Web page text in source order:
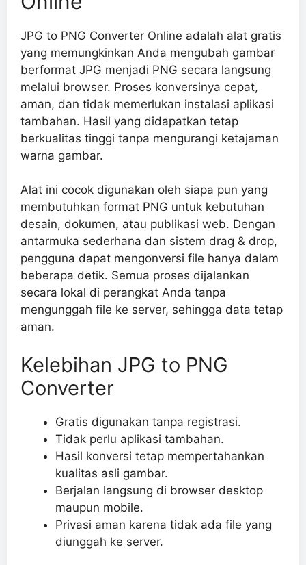
JPG to PNG Converter Online adalah alat gratis
yang memungkinkan Anda mengubah gambar
berformat JPG menjadi PNG secara langsung
melalui browser. Proses konversinya cepat,
aman, dan tidak memerlukan instalasi aplikasi
tambahan. Hasil yang didapatkan tetap
berkualitas tinggi tanpa mengurangi ketajaman
warna gambar.
Alat ini cocok digunakan oleh siapa pun yang
membutuhkan format PNG untuk kebutuhan
desain, dokumen, atau publikasi web. Dengan
antarmuka sederhana dan sistem drag & drop,
pengguna dapat mengonversi file hanya dalam
beberapa detik. Semua proses dijalankan
secara lokal di perangkat Anda tanpa
mengunggah file ke server, sehingga data tetap
aman.
Kelebihan JPG to PNG
Converter
Gratis digunakan tanpa registrasi.
Tidak perlu aplikasi tambahan.
Hasil konversi tetap mempertahankan
kualitas asli gambar.
Berjalan langsung di browser desktop
maupun mobile.
Privasi aman karena tidak ada file yang
diunggah ke server.